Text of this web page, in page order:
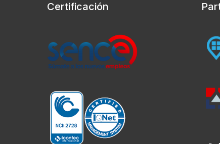
Certificación